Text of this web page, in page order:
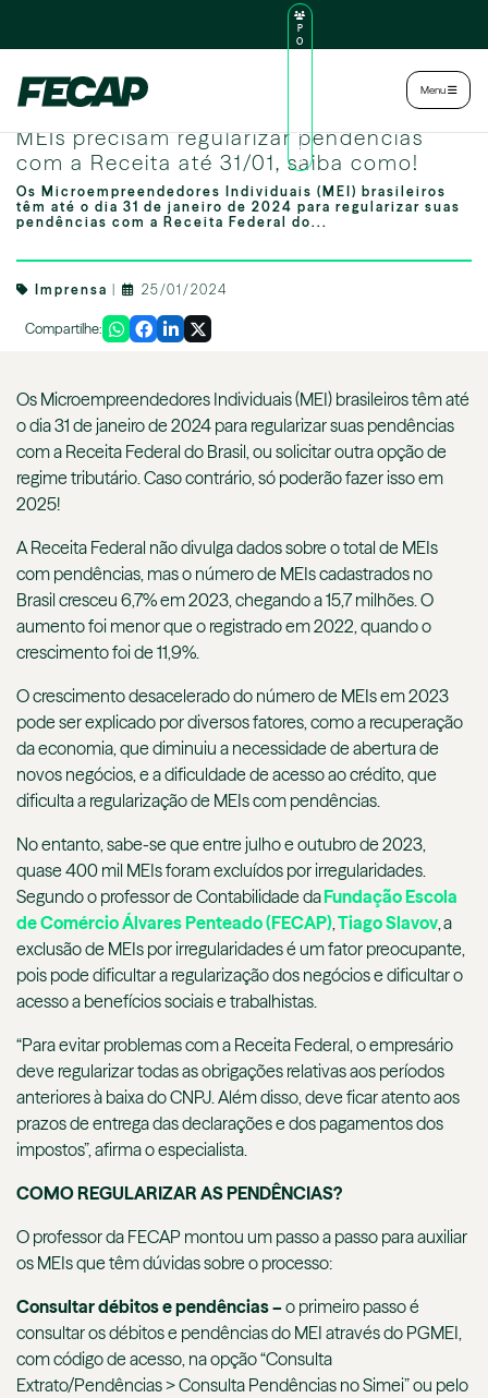
P
O
U
N
O
Menu
MEIs precisam regularizar pendências
com a Receita até 31/01, saiba como!
Os Microempreendedores Individuais (MEI) brasileiros
têm até o dia 31 de janeiro de 2024 para regularizar suas
pendências com a Receita Federal do...
Imprensa 25/01/2024
Compartilhe:
Os Microempreendedores Individuais (MEI) brasileiros têm até
o dia 31 de janeiro de 2024 para regularizar suas pendências
com a Receita Federal do Brasil, ou solicitar outra opção de
regime tributário. Caso contrário, só poderão fazer isso em
2025!
A Receita Federal não divulga dados sobre o total de MEIs
com pendências, mas o número de MEIs cadastrados no
Brasil cresceu 6,7% em 2023, chegando a 15,7 milhões. O
aumento foi menor que o registrado em 2022, quando o
crescimento foi de 11,9%.
O crescimento desacelerado do número de MEIs em 2023
pode ser explicado por diversos fatores, como a recuperação
da economia, que diminuiu a necessidade de abertura de
novos negócios, e a dificuldade de acesso ao crédito, que
dificulta a regularização de MEIs com pendências.
No entanto, sabe-se que entre julho e outubro de 2023,
quase 400 mil MEIs foram excluídos por irregularidades.
Segundo o professor de Contabilidade daFundação Escola
de Comércio Álvares Penteado (FECAP),Tiago Slavov, a
exclusão de MEIs por irregularidades é um fator preocupante,
pois pode dificultar a regularização dos negócios e dificultar o
acesso a benefícios sociais e trabalhistas.
“Para evitar problemas com a Receita Federal, o empresário
deve regularizar todas as obrigações relativas aos períodos
anteriores à baixa do CNPJ. Além disso, deve ficar atento aos
prazos de entrega das declarações e dos pagamentos dos
impostos”, afirma o especialista.
COMO REGULARIZAR AS PENDÊNCIAS?
O professor da FECAP montou um passo a passo para auxiliar
os MEIs que têm dúvidas sobre o processo:
Consultar débitos e pendências –o primeiro passo é
consultar os débitos e pendências do MEI através do PGMEI,
com código de acesso, na opção “Consulta
Extrato/Pendências > Consulta Pendências no Simei” ou pelo